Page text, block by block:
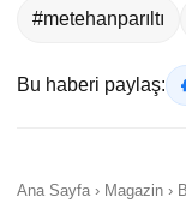
#metehanparıltı
Bu haberi paylaş:
Ana Sayfa › Magazin ›